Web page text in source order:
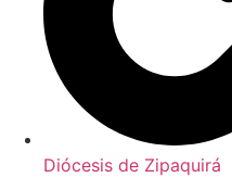
Diócesis de Zipaquirá